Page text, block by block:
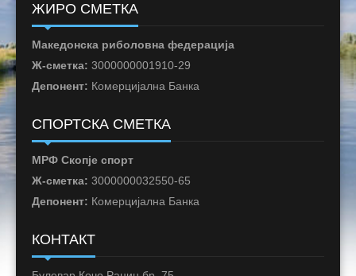
ЖИРО СМЕТКА
Македонска риболовна федерација
Ж-сметка: 3000000001910-29
Депонент: Комерцијална Банка
СПОРТСКА СМЕТКА
МРФ Скопје спорт
Ж-сметка: 3000000032550-65
Депонент: Комерцијална Банка
КОНТАКТ